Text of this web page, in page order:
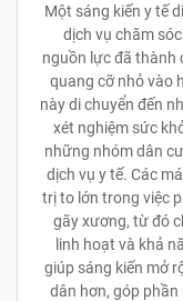
Một sáng kiến y tế
dịch vụ chăm
nguồn lực đã thành
quang cỡ nhỏ vào
này di chuyển đến
xét nghiệm sức
những nhóm dân
dịch vụ y tế. Các
trị to lớn trong việc
gãy xương, từ đó
linh hoạt và khả
giúp sáng kiến mở
dân hơn, góp